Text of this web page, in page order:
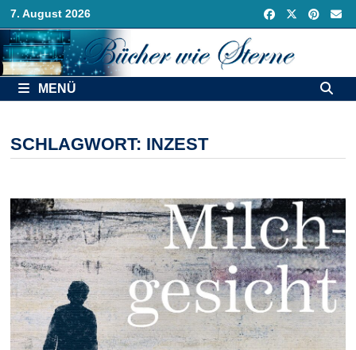
Zurück
zum
Inhalt
7. August 2026
MENÜ
SCHLAGWORT: INZEST